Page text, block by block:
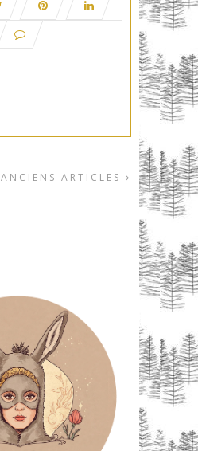
ANCIENS ARTICLES